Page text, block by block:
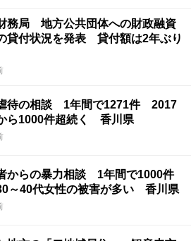
務局 地方公共団体への財政融資
貸付状況を発表 貸付額は2年ぶり
待の相談 1年間で1271件 2017
ら1000件超続く 香川県
からの暴力相談 1年間で1000件
～40代女性の被害が多い 香川県